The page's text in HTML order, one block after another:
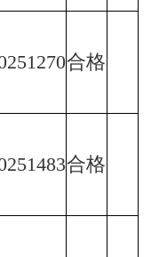
合格
合格